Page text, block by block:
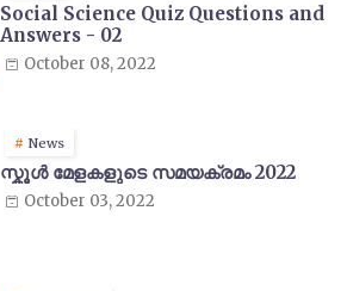
Social Science Quiz Questions and
Answers - 02
October 08, 2022
News
സ്കൂൾ മേളകളുടെ സമയക്രമം 2022
October 03, 2022